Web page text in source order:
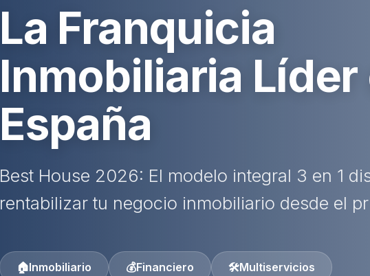
La Franquicia
Inmobiliaria Líder
España
Best House 2026: El modelo integral 3 en 1
rentabilizar tu negocio inmobiliario desde el
🏠Inmobiliario 💰Financiero 🛠️Multiservicios